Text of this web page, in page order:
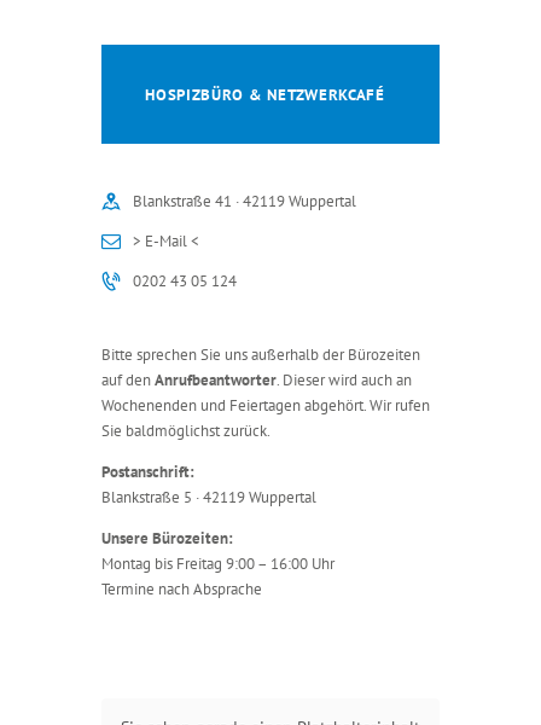
HOSPIZBÜRO & NETZWERKCAFÉ
Blankstraße 41 · 42119 Wuppertal
> E-Mail <
0202 43 05 124
Bitte sprechen Sie uns außerhalb der Bürozeiten
auf denAnrufbeantworter. Dieser wird auch an
Wochenenden und Feiertagen abgehört. Wir rufen
Sie baldmöglichst zurück.
Postanschrift:
Blankstraße 5 · 42119 Wuppertal
Unsere Bürozeiten:
Montag bis Freitag 9:00 – 16:00 Uhr
Termine nach Absprache